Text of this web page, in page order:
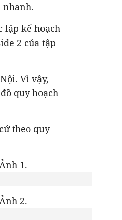
nhanh.
lập kế hoạch
2 của tập
Vì vậy,
quy hoạch
theo quy